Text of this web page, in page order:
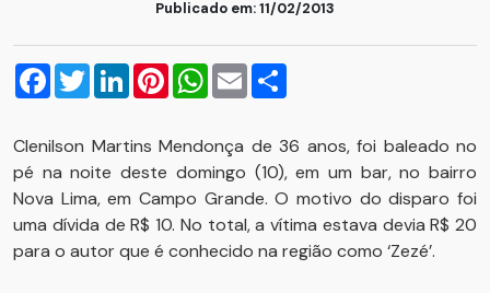
Publicado em: 11/02/2013
Facebook
TwitterLinkedInPinterestWhatsApp
Email
Clenilson Martins Mendonça de 36 anos, foi baleado no
pé na noite deste domingo (10), em um bar, no bairro
Nova Lima, em Campo Grande. O motivo do disparo foi
uma dívida de R$ 10. No total, a vítima estava devia R$ 20
para o autor que é conhecido na região como ‘Zezé’.